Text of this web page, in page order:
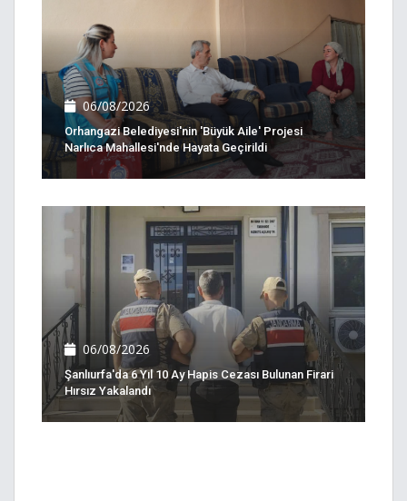
06/08/2026
Orhangazi Belediyesi'nin 'Büyük Aile' Projesi
Narlıca Mahallesi'nde Hayata Geçirildi
06/08/2026
Şanlıurfa'da 6 Yıl 10 Ay Hapis Cezası Bulunan Firari
Hırsız Yakalandı